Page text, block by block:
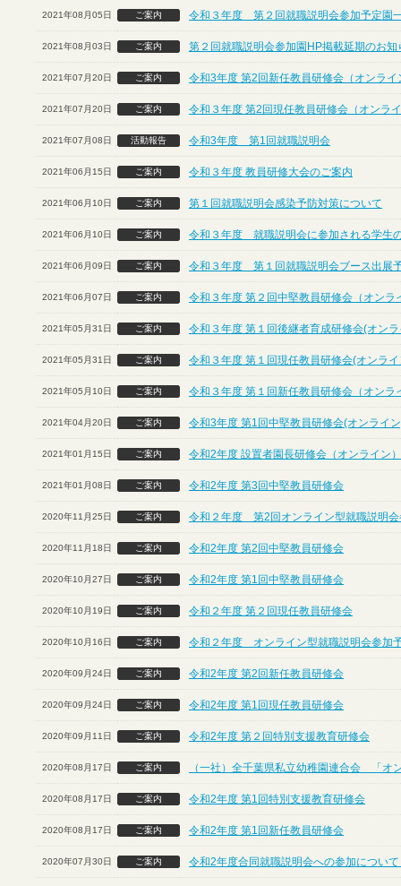
2021年08月05日 ご案内 令和３年度 第２回就職説明会参加予定園
2021年08月03日 ご案内 第２回就職説明会参加園HP掲載延期のお知
2021年07月20日 ご案内 令和3年度 第2回新任教員研修会（オンライ
2021年07月20日 ご案内 令和３年度 第2回現任教員研修会（オンラ
2021年07月08日 活動報告 令和3年度 第1回就職説明会
2021年06月15日 ご案内 令和３年度 教員研修大会のご案内
2021年06月10日 ご案内 第１回就職説明会感染予防対策について
2021年06月10日 ご案内 令和３年度 就職説明会に参加される学生
2021年06月09日 ご案内 令和３年度 第１回就職説明会ブース出展
2021年06月07日 ご案内 令和３年度 第２回中堅教員研修会（オンラ
2021年05月31日 ご案内 令和３年度 第１回後継者育成研修会(オン
2021年05月31日 ご案内 令和３年度 第１回現任教員研修会(オンラ
2021年05月10日 ご案内 令和３年度 第１回新任教員研修会（オンラ
2021年04月20日 ご案内 令和3年度 第1回中堅教員研修会(オンライ
2021年01月15日 ご案内 令和2年度 設置者園長研修会（オンライン）
2021年01月08日 ご案内 令和2年度 第3回中堅教員研修会
2020年11月25日 ご案内 令和２年度 第2回オンライン型就職説明会
2020年11月18日 ご案内 令和2年度 第2回中堅教員研修会
2020年10月27日 ご案内 令和2年度 第1回中堅教員研修会
2020年10月19日 ご案内 令和２年度 第２回現任教員研修会
2020年10月16日 ご案内 令和２年度 オンライン型就職説明会参加
2020年09月24日 ご案内 令和2年度 第2回新任教員研修会
2020年09月24日 ご案内 令和2年度 第1回現任教員研修会
2020年09月11日 ご案内 令和2年度 第２回特別支援教育研修会
2020年08月17日 ご案内 （一社）全千葉県私立幼稚園連合会 「オ
2020年08月17日 ご案内 令和2年度 第1回特別支援教育研修会
2020年08月17日 ご案内 令和2年度 第1回新任教員研修会
2020年07月30日 ご案内 令和2年度合同就職説明会への参加につい